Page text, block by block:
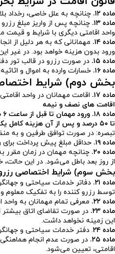
ماده ۱۲.
چنانچه به علل خاصی، رخداد
ماده ۱۳.
واحد اقامتی دیگری با شرایط و قیمت
ماده ۱۴.
ورود بدون هزینه خواهد بود. در غیر
ماده ۱۵.
در صورت رزرو در قالب تور
ماده ۱۶.
خسارات وارده به اموال و
بخش دوم) شرایط
ماده ۱۷.
اقامت مهمانان در واحد
اقامت های نصف و نیمه
تا ۵۰ درصد و پس از آن هزینه کامل یک شب اقامت از میهمان دریافت می‌شود.
تبصره: در صورت توافق طرفین و به
ماده ۱۹.
حداقل مبلغ پیش پرداخت برای
ماده ۲۰.
چنانچه مهمان در زمان مقرر
از روز بعد باطل می‌شود. در این
بخش سوم) شرایط اختصاصی
ماده ۲۱.
دفاتر خدمات سیاحتی و
توسط رزرو کننده را به تفکیک
ماده ۲۲.
معرفی تمام مهمانان به واحد
ماده ۲۳.
در صورت تقاضای اتاق بیشتر
این زمینه نخواهد داشت.
ماده ۲۴
. دفتر خدمات سیاحتی و جهانگردی به منظور انجام
ماده ۲۵.
در صورت عدم انجام
اقامتی، تعیین می‌شود.